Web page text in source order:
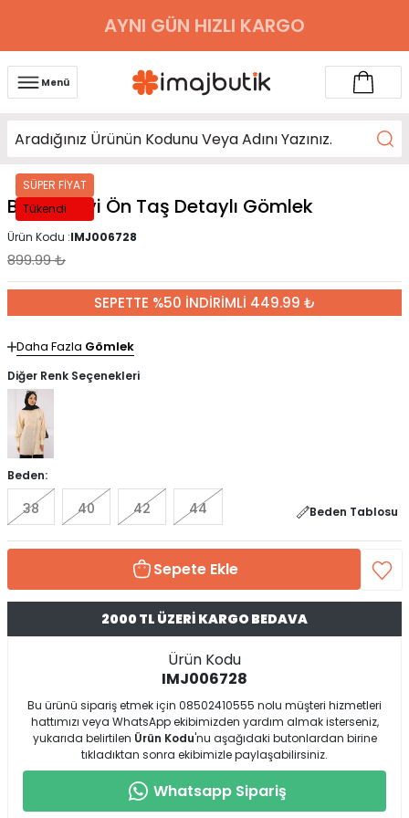
AYNI GÜN HIZLI KARGO
Menü
SÜPER FİYAT
Tükendi
Bebe Mavi Ön Taş Detaylı Gömlek
Ürün Kodu :IMJ006728
899.99₺
SEPETTE %50 İNDİRİMLİ 449.99 ₺
Daha Fazla Gömlek
Diğer Renk Seçenekleri
Beden:
38 40 42 44 Beden Tablosu
Sepete Ekle
2000 TL ÜZERİ KARGO BEDAVA
Ürün Kodu
IMJ006728
Bu ürünü sipariş etmek için 08502410555 nolu müşteri hizmetleri
hattımızı veya WhatsApp ekibimizden yardım almak isterseniz,
yukarıda belirtilen Ürün Kodu'nu aşağıdaki butonlardan birine
tıkladıktan sonra ekibimizle paylaşabilirsiniz.
Whatsapp Sipariş